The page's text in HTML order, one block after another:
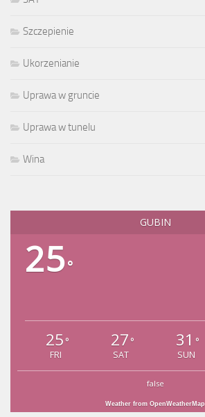
Szczepienie
Ukorzenianie
Uprawa w gruncie
Uprawa w tunelu
Wina
GUBIN
25°
25 °
FRI
27 °
SAT
31 °
SUN
false
Weather from OpenWeatherMap